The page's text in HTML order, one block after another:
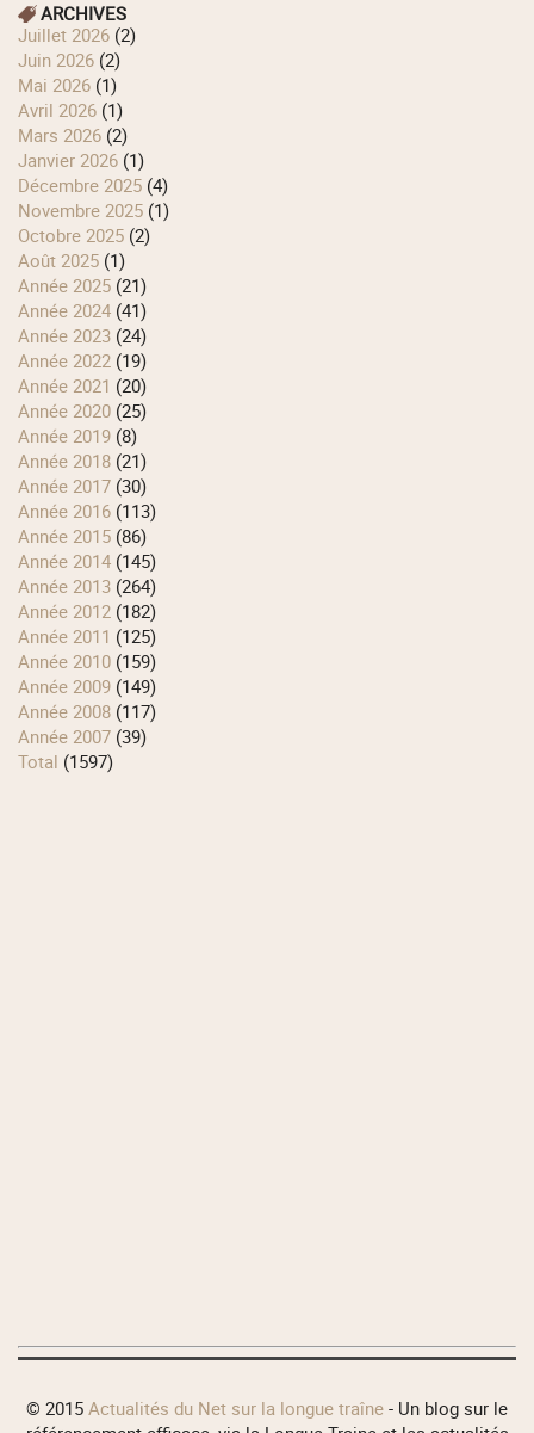
ARCHIVES
juillet 2026 (2)
juin 2026 (2)
mai 2026 (1)
avril 2026 (1)
mars 2026 (2)
janvier 2026 (1)
décembre 2025 (4)
novembre 2025 (1)
octobre 2025 (2)
août 2025 (1)
année 2025 (21)
année 2024 (41)
année 2023 (24)
année 2022 (19)
année 2021 (20)
année 2020 (25)
année 2019 (8)
année 2018 (21)
année 2017 (30)
année 2016 (113)
année 2015 (86)
année 2014 (145)
année 2013 (264)
année 2012 (182)
année 2011 (125)
année 2010 (159)
année 2009 (149)
année 2008 (117)
année 2007 (39)
total (1597)
© 2015 Actualités du Net sur la longue traîne - Un blog sur le